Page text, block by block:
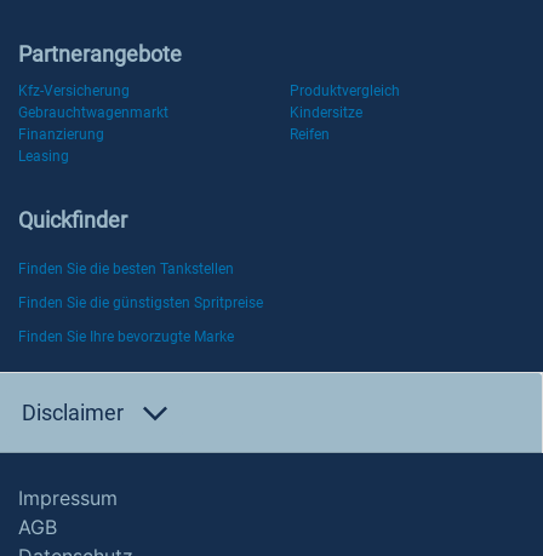
Partnerangebote
Kfz-Versicherung
Produktvergleich
Gebrauchtwagenmarkt
Kindersitze
Finanzierung
Reifen
Leasing
Quickfinder
Finden Sie die besten Tankstellen
Finden Sie die günstigsten Spritpreise
Finden Sie Ihre bevorzugte Marke
Disclaimer
Impressum
AGB